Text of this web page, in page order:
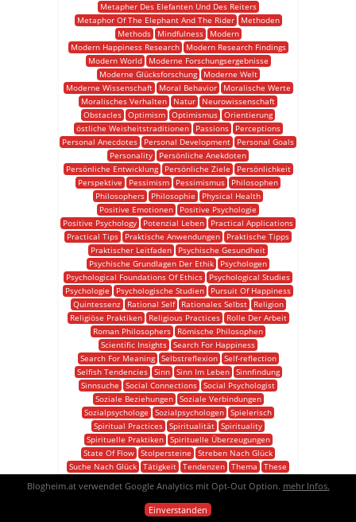
Metapher Des Elefanten Und Des Reiters
Metaphor Of The Elephant And The Rider
Methoden
Methods
Mindfulness
Modern
Modern Happiness Research
Modern Research Findings
Modern World
Moderne Forschungsergebnisse
Moderne Glücksforschung
Moderne Welt
Moderne Wissenschaft
Moral Behavior
Moralische Werte
Moralisches Verhalten
Natur
Neurowissenschaft
Obstacles Optimism Optimismus Orientierung
östliche Weisheitstraditionen
Passions
Perceptions
Personal Anecdotes
Personal Development
Personal Goals
Personality
Persönliche Anekdoten
Persönliche Entwicklung
Persönliche Ziele
Persönlichkeit
Perspektive
Pessimism Pessimismus
Philosophen
Philosophers
Philosophie
Physical Health
Positive Emotionen
Positive Psychologie
Positive Psychology
Potenzial Leben
Practical Applications
Practical Tips
Praktische Anwendungen
Praktische Tipps
Praktischer Leitfaden
Psychische Gesundheit
Psychische Grundlagen Der Ethik
Psychologen
Psychological Foundations Of Ethics
Psychological Studies
Psychologie
Psychologische Studien
Pursuit Of Happiness
Quintessenz
Rational Self Rationales Selbst
Religion
Religiöse Praktiken
Religious Practices
Rolle Der Arbeit
Roman Philosophers
Römische Philosophen
Scientific Insights Search For Happiness
Search For Meaning
Selbstreflexion
Self-reflection
Selfish Tendencies
Sinn Sinn Im Leben
Sinnfindung
Sinnsuche
Social Connections Social Psychologist
Soziale Beziehungen
Soziale Verbindungen
Sozialpsychologe
Sozialpsychologen Spielerisch
Spiritual Practices Spiritualität Spirituality
Spirituelle Praktiken
Spirituelle Überzeugungen
State Of Flow Stolpersteine
Streben Nach Glück
Suche Nach Glück Tätigkeit Tendenzen Thema
These
Übungen Untersuchung Verständnis
Video
Volunteer Work Wahrnehmungen
Blogheim.at verwendet Google Analytics mit Opt-Out Option. mehr Infos.
Einverstanden